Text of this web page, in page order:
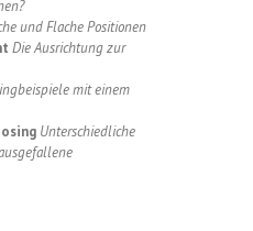
und Flache Positionen
Die Ausrichtung zur
mit einem
Unterschiedliche